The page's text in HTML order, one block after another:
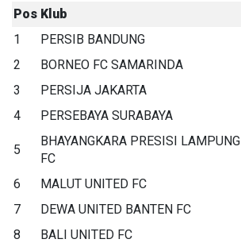
Pos Klub
1
PERSIB BANDUNG
2
BORNEO FC SAMARINDA
3
PERSIJA JAKARTA
4
PERSEBAYA SURABAYA
5
BHAYANGKARA PRESISI LAMPUNG
FC
6 MALUT UNITED FC
7
DEWA UNITED BANTEN FC
8
BALI UNITED FC